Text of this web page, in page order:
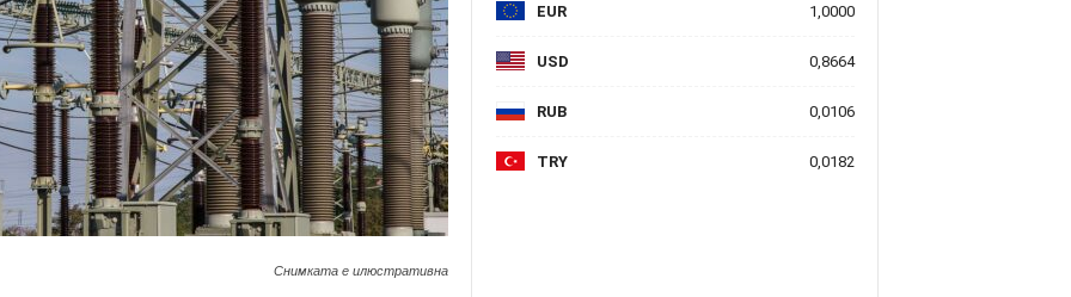
Снимката е илюстративна
EUR 1,0000
USD 0,8664
RUB 0,0106
TRY 0,0182